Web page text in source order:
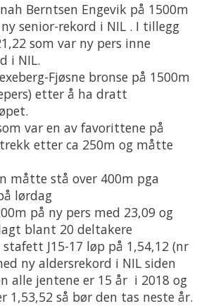
Berntsen Engevik på 1500m
ny senior-rekord i NIL . I tillegg
som var ny pers inne
i NIL.
Fjøsne bronse på 1500m
etter å ha dratt
var en av favorittene på
etter ca 250m og måtte
måtte stå over 400m pga
lørdag
på ny pers med 23,09 og
blant 20 deltakere
J15-17 løp på 1,54,12 (nr
ny aldersrekord i NIL siden
alle jentene er 15 år i 2018 og
1,53,52 så bør den tas neste år.